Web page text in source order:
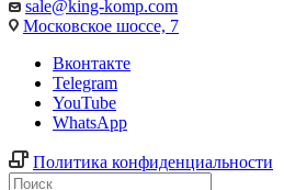
sale@king-komp.com
Московское шоссе, 7
Вконтакте
Telegram
YouTube
WhatsApp
Политика конфиденциальности